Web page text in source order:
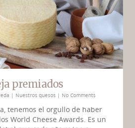
premiados
| Nuestros quesos | No Comments
tenemos el orgullo de haber
World Cheese Awards. Es un